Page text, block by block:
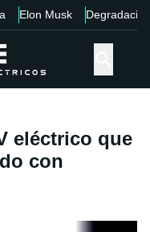
Elon Musk Degradación
eléctrico que
con